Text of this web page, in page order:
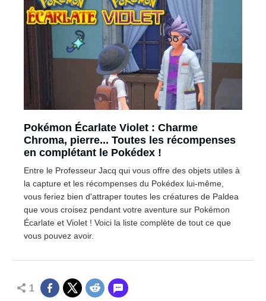
Pokémon Écarlate Violet : Charme
Chroma, pierre... Toutes les récompenses
en complétant le Pokédex !
Entre le Professeur Jacq qui vous offre des objets utiles à
la capture et les récompenses du Pokédex lui-même,
vous feriez bien d'attraper toutes les créatures de Paldea
que vous croisez pendant votre aventure sur Pokémon
Écarlate et Violet ! Voici la liste complète de tout ce que
vous pouvez avoir.
1